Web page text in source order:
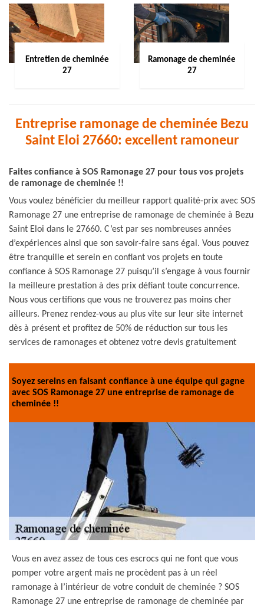
Entretien de cheminée
27
Ramonage de cheminée
27
Entreprise ramonage de cheminée Bezu
Saint Eloi 27660: excellent ramoneur
Faites confiance à SOS Ramonage 27 pour tous vos projets
de ramonage de cheminée !!
Vous voulez bénéficier du meilleur rapport qualité-prix avec SOS
Ramonage 27 une entreprise de ramonage de cheminée à Bezu
Saint Eloi dans le 27660. C’est par ses nombreuses années
d’expériences ainsi que son savoir-faire sans égal. Vous pouvez
être tranquille et serein en confiant vos projets en toute
confiance à SOS Ramonage 27 puisqu’il s’engage à vous fournir
la meilleure prestation à des prix défiant toute concurrence.
Nous vous certifions que vous ne trouverez pas moins cher
ailleurs. Prenez rendez-vous au plus vite sur leur site internet
dès à présent et profitez de 50% de réduction sur tous les
services de ramonages et obtenez votre devis gratuitement
Soyez sereins en faisant confiance à une équipe qui gagne
avec SOS Ramonage 27 une entreprise de ramonage de
cheminée !!
Vous en avez assez de tous ces escrocs qui ne font que vous
pomper votre argent mais ne procèdent pas à un réel
ramonage à l’intérieur de votre conduit de cheminée ? SOS
Ramonage 27 une entreprise de ramonage de cheminée par